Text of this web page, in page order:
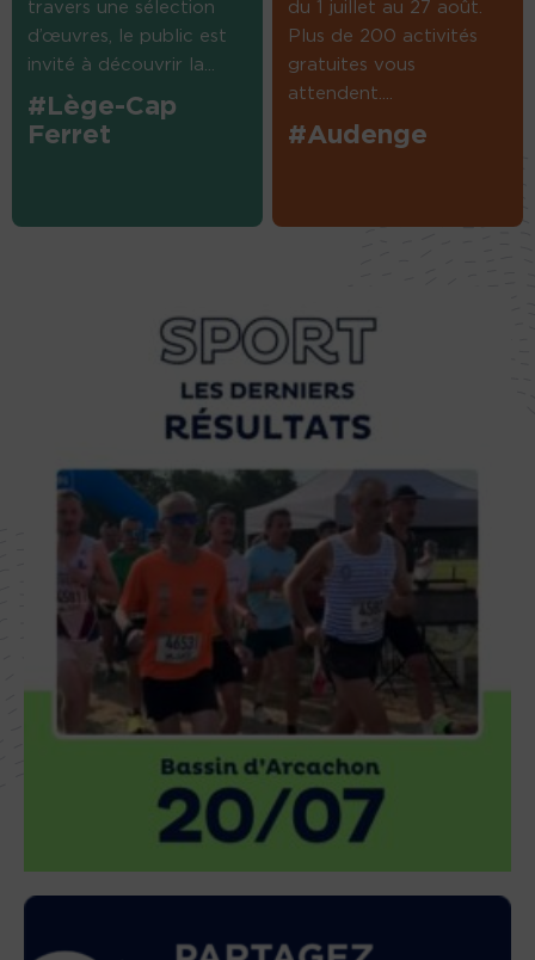
travers une sélection
d’œuvres, le public est
invité à découvrir la...
#Lège-Cap
Ferret
du 1 juillet au 27 août.
Plus de 200 activités
gratuites vous
attendent....
#Audenge